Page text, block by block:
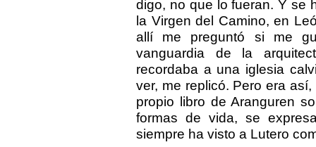
digo, no que lo fueran. Y se
la Virgen del Camino, en
allí me preguntó si me
vanguardia de la
recordaba a una iglesia
ver, me replicó. Pero era
propio libro de Aranguren
formas de vida, se
siempre ha visto a Lutero